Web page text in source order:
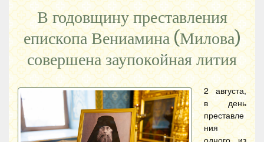
В годовщину преставления
епископа Вениамина (Милова)
совершена заупокойная лития
2 августа,
в день
преставле
ния
одного из